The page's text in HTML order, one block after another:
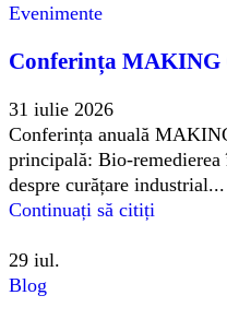
Evenimente
Conferința MAKING
31 iulie 2026
Conferința anuală
principală: Bio-
despre curățare industrial...
Continuați să citiți
29 iul.
Blog